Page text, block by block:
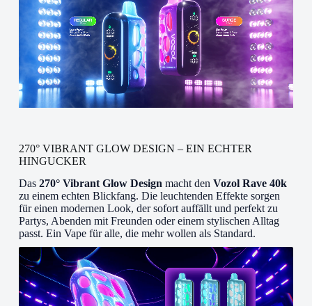
270° VIBRANT GLOW DESIGN – EIN ECHTER
HINGUCKER
Das 270° Vibrant Glow Designmacht den Vozol Rave 40k
zu einem echten Blickfang. Die leuchtenden Effekte sorgen
für einen modernen Look, der sofort auffällt und perfekt zu
Partys, Abenden mit Freunden oder einem stylischen Alltag
passt. Ein Vape für alle, die mehr wollen als Standard.